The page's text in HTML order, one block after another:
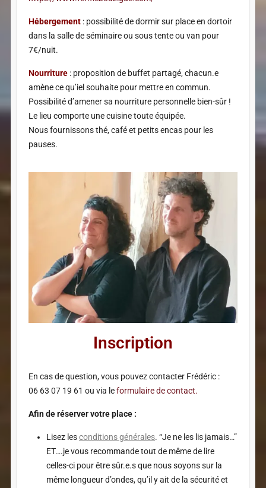
Hébergement : possibilité de dormir sur place en dortoir
dans la salle de séminaire ou sous tente ou van pour
7€/nuit.
Nourriture : proposition de buffet partagé, chacun.e
amène ce qu’iel souhaite pour mettre en commun.
Possibilité d’amener sa nourriture personnelle bien-sûr !
Le lieu comporte une cuisine toute équipée.
Nous fournissons thé, café et petits encas pour les
pauses.
Inscription​
En cas de question, vous pouvez contacter Frédéric :
06 63 07 19 61 ou via leformulaire de contact.
Afin de réserver votre place :
Lisez lesconditions générales. “Je ne les lis jamais…”
ET….je vous recommande tout de même de lire
celles-ci pour être sûr.e.s que nous soyons sur la
même longueur d’ondes, qu’il y ait de la sécurité et